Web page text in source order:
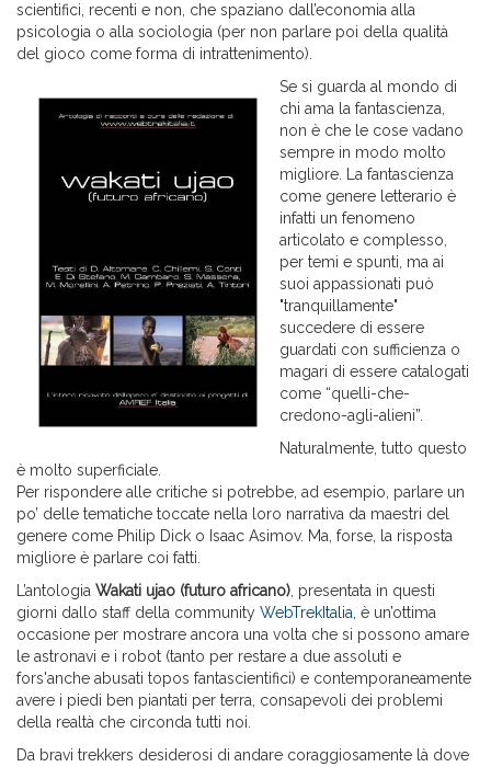
scientifici, recenti e non, che spaziano dall’economia alla
psicologia o alla sociologia (per non parlare poi della qualità
del gioco come forma di intrattenimento).
Se si guarda al mondo di
chi ama la fantascienza,
non è che le cose vadano
sempre in modo molto
migliore. La fantascienza
come genere letterario è
infatti un fenomeno
articolato e complesso,
per temi e spunti, ma ai
suoi appassionati può
"tranquillamente"
succedere di essere
guardati con sufficienza o
magari di essere catalogati
come “quelli-che-
credono-agli-alieni”.
Naturalmente, tutto questo
è molto superficiale.
Per rispondere alle critiche si potrebbe, ad esempio, parlare un
po’ delle tematiche toccate nella loro narrativa da maestri del
genere come Philip Dick o Isaac Asimov. Ma, forse, la risposta
migliore è parlare coi fatti.
L’antologia Wakati ujao (futuro africano) , presentata in questi
giorni dallo staff della community WebTrekItalia , è un’ottima
occasione per mostrare ancora una volta che si possono amare
le astronavi e i robot (tanto per restare a due assoluti e
fors'anche abusati topos fantascientifici) e contemporaneamente
avere i piedi ben piantati per terra, consapevoli dei problemi
della realtà che circonda tutti noi.
Da bravi trekkers desiderosi di andare coraggiosamente là dove